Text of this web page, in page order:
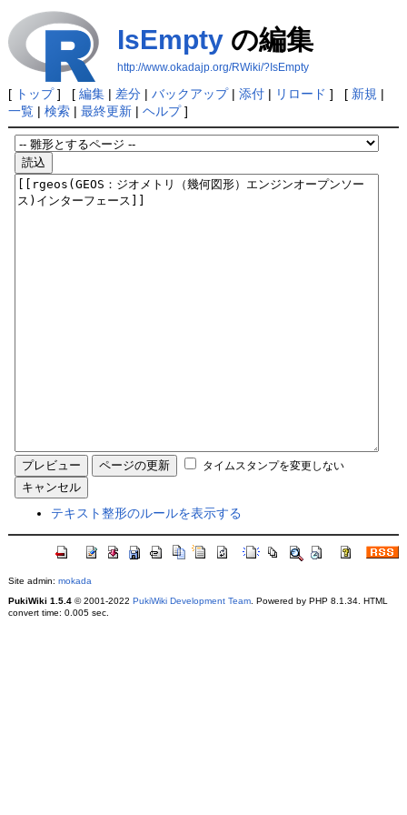
IsEmptyの編集
http://www.okadajp.org/RWiki/?IsEmpty
[ トップ] [ 編集| 差分| バックアップ| 添付| リロード ] [ 新規 |
一覧| 検索| 最終更新| ヘルプ]
タイムスタンプを変更しない
テキスト整形のルールを表示する
Site admin: mokada
PukiWiki 1.5.4© 2001-2022 PukiWiki Development Team. Powered by PHP 8.1.34. HTML
convert time: 0.005 sec.